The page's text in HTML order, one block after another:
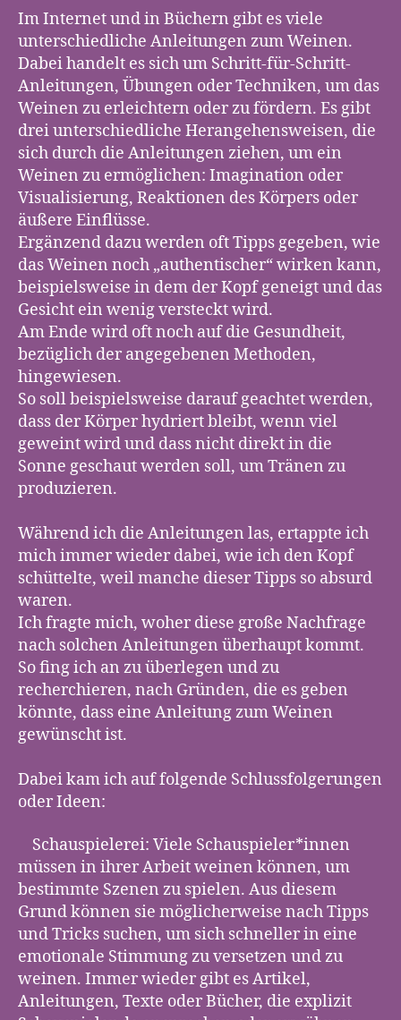
Anleitungen
Im Internet und in Büchern gibt es viele
unterschiedliche Anleitungen zum Weinen.
Dabei handelt es sich um Schritt-für-Schritt-
Anleitungen, Übungen oder Techniken, um das
Weinen zu erleichtern oder zu fördern. Es gibt
drei unterschiedliche Herangehensweisen, die
sich durch die Anleitungen ziehen, um ein
Weinen zu ermöglichen: Imagination oder
Visualisierung, Reaktionen des Körpers oder
äußere Einflüsse.
Ergänzend dazu werden oft Tipps gegeben, wie
das Weinen noch „authentischer“ wirken kann,
beispielsweise in dem der Kopf geneigt und das
Gesicht ein wenig versteckt wird.
Am Ende wird oft noch auf die Gesundheit,
bezüglich der angegebenen Methoden,
hingewiesen.
So soll beispielsweise darauf geachtet werden,
dass der Körper hydriert bleibt, wenn viel
geweint wird und dass nicht direkt in die
Sonne geschaut werden soll, um Tränen zu
produzieren.
Während ich die Anleitungen las, ertappte ich
mich immer wieder dabei, wie ich den Kopf
schüttelte, weil manche dieser Tipps so absurd
waren.
Ich fragte mich, woher diese große Nachfrage
nach solchen Anleitungen überhaupt kommt.
So fing ich an zu überlegen und zu
recherchieren, nach Gründen, die es geben
könnte, dass eine Anleitung zum Weinen
gewünscht ist.
Dabei kam ich auf folgende Schlussfolgerungen
oder Ideen:
Schauspielerei: Viele Schauspieler*innen
müssen in ihrer Arbeit weinen können, um
bestimmte Szenen zu spielen. Aus diesem
Grund können sie möglicherweise nach Tipps
und Tricks suchen, um sich schneller in eine
emotionale Stimmung zu versetzen und zu
weinen. Immer wieder gibt es Artikel,
Anleitungen, Texte oder Bücher, die explizit